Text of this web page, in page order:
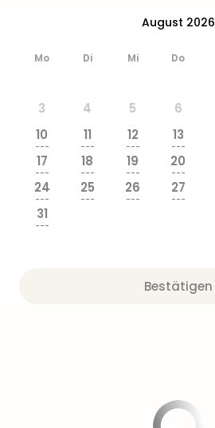
August 2026
Mo Di Mi Do
3
4 5 6
10
---
11
---
12
---
13
---
17
---
18
---
19
---
20
---
24
---
25
---
26
---
27
---
31
---
Bestätigen